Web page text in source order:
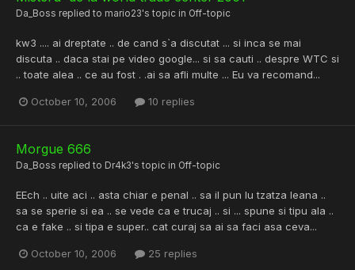
Da_Boss replied to mario23's topic in Off-topic
kw3 .... ai dreptate .. de cand s`a discutat ... si inca se mai
discuta .. daca stai pe video google... si sa cauti .. despre WTC si
.. toate alea .. ce au fost . .ai sa afli multe ... Eu va recomand...
October 10, 2006 10 replies
Morgue 666
Da_Boss replied to Dr4k3's topic in Off-topic
EEch .. uite aci .. asta chiar e penal .. sa il pun lu tzatza leana ..
sa se sperie si ea .. se vede ca e trucaj .. si ... spune si tipu ala ..
ca e fake .. si tipa e super.. cat curaj sa ai sa faci asa ceva...
October 10, 2006 25 replies